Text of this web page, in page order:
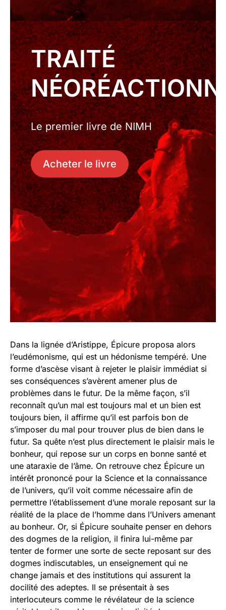
TRAITÉ
Le premier livre de NIMH
Acheter le livre
Dans la lignée d’Aristippe, Épicure proposa alors
l’eudémonisme, qui est un hédonisme tempéré. Une
forme d’ascèse visant à rejeter le plaisir immédiat si
ses conséquences s’avèrent amener plus de
problèmes dans le futur. De la même façon, s’il
reconnaît qu’un mal est toujours mal et un bien est
toujours bien, il affirme qu’il est parfois bon de
s’imposer du mal pour trouver plus de bien dans le
futur. Sa quête n’est plus directement le plaisir mais le
bonheur, qui repose sur un corps en bonne santé et
une ataraxie de l’âme. On retrouve chez Épicure un
intérêt prononcé pour la Science et la connaissance
de l’univers, qu’il voit comme nécessaire afin de
permettre l’établissement d’une morale reposant sur la
réalité de la place de l’homme dans l’Univers amenant
au bonheur. Or, si Épicure souhaite penser en dehors
des dogmes de la religion, il finira lui-même par
tenter de former une sorte de secte reposant sur des
dogmes indiscutables, un enseignement qui ne
change jamais et des institutions qui assurent la
docilité des adeptes. Il se présentait à ses
interlocuteurs comme le révélateur de la science